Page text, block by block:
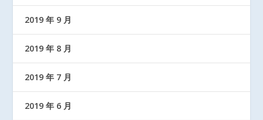
2019 年 9 月
2019 年 8 月
2019 年 7 月
2019 年 6 月